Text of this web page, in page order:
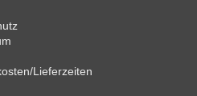
Lieferzeiten